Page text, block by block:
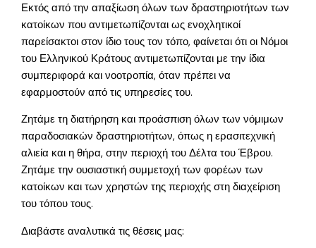
Εκτός από την απαξίωση όλων των δραστηριοτήτων των
κατοίκων που αντιμετωπίζονται ως ενοχλητικοί
παρείσακτοι στον ίδιο τους τον τόπο, φαίνεται ότι οι Νόμοι
του Ελληνικού Κράτους αντιμετωπίζονται με την ίδια
συμπεριφορά και νοοτροπία, όταν πρέπει να
εφαρμοστούν από τις υπηρεσίες του.
Ζητάμε τη διατήρηση και προάσπιση όλων των νόμιμων
παραδοσιακών δραστηριοτήτων, όπως η ερασιτεχνική
αλιεία και η θήρα, στην περιοχή του Δέλτα του Έβρου.
Ζητάμε την ουσιαστική συμμετοχή των φορέων των
κατοίκων και των χρηστών της περιοχής στη διαχείριση
του τόπου τους.
Διαβάστε αναλυτικά τις θέσεις μας: